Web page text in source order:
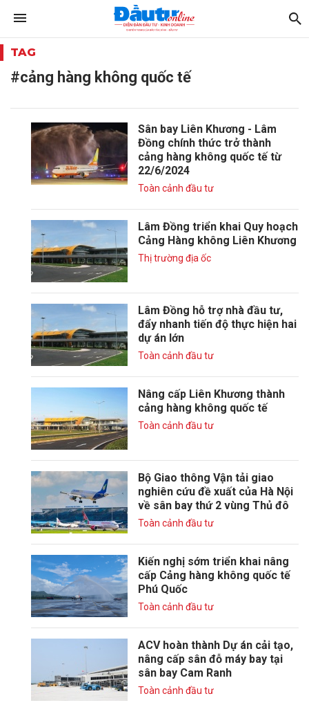
TAG
#cảng hàng không quốc tế
Sân bay Liên Khương - Lâm
Đồng chính thức trở thành
cảng hàng không quốc tế từ
22/6/2024
Toàn cảnh đầu tư
Lâm Đồng triển khai Quy hoạch
Cảng Hàng không Liên Khương
Thị trường địa ốc
Lâm Đồng hỗ trợ nhà đầu tư,
đẩy nhanh tiến độ thực hiện hai
dự án lớn
Toàn cảnh đầu tư
Nâng cấp Liên Khương thành
cảng hàng không quốc tế
Toàn cảnh đầu tư
Bộ Giao thông Vận tải giao
nghiên cứu đề xuất của Hà Nội
về sân bay thứ 2 vùng Thủ đô
Toàn cảnh đầu tư
Kiến nghị sớm triển khai nâng
cấp Cảng hàng không quốc tế
Phú Quốc
Toàn cảnh đầu tư
ACV hoàn thành Dự án cải tạo,
nâng cấp sân đỗ máy bay tại
sân bay Cam Ranh
Toàn cảnh đầu tư